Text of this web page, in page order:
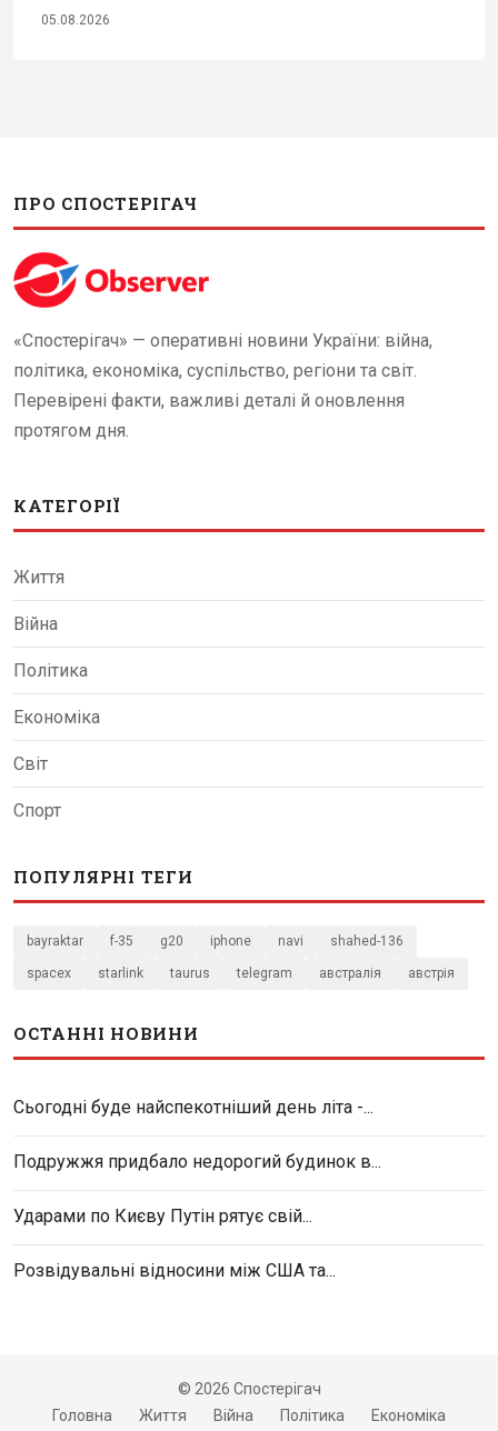
05.08.2026
ПРО СПОСТЕРІГАЧ
«Спостерігач» — оперативні новини України: війна,
політика, економіка, суспільство, регіони та світ.
Перевірені факти, важливі деталі й оновлення
протягом дня.
КАТЕГОРІЇ
Життя
Війна
Політика
Економіка
Світ
Спорт
ПОПУЛЯРНІ ТЕГИ
bayraktar f-35 g20 iphone navi shahed-136
spacex starlink taurus telegram австралія австрія
ОСТАННІ НОВИНИ
Сьогодні буде найспекотніший день літа -...
Подружжя придбало недорогий будинок в...
Ударами по Києву Путін рятує свій...
Розвідувальні відносини між США та...
© 2026 Спостерігач
Головна
Життя Війна Політика Економіка